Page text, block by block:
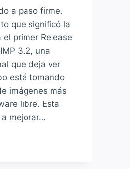
a paso firme.
que significó la
primer Release
3.2, una
que deja ver
está tomando
imágenes más
libre. Esta
mejorar…